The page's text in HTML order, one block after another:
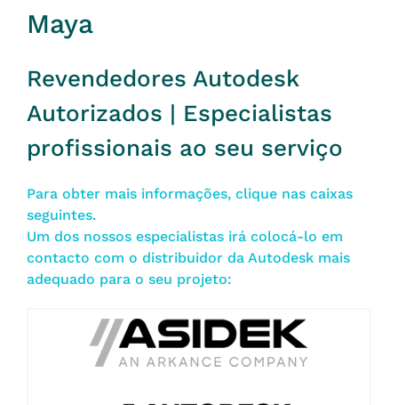
Maya
Revendedores Autodesk
Autorizados | Especialistas
profissionais ao seu serviço
Para obter mais informações, clique nas caixas
seguintes.
Um dos nossos especialistas irá colocá-lo em
contacto com o distribuidor da Autodesk mais
adequado para o seu projeto: